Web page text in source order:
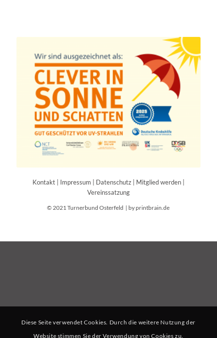
Kontakt| Impressum Datenschutz| Mitglied werden|
Vereinssatzung
© 2021 Turnerbund Osterfeld | by printbrain.de
Diese Seite verwendet Cookies. Durch die weitere Nutzung der
Website stimmen Sie der Verwendung von Cookies zu.